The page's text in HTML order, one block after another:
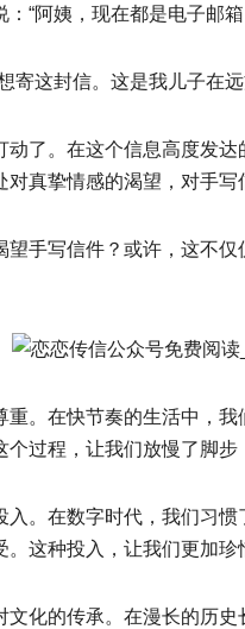
“阿姨，现在都是电子邮
寄这封信。这是我儿子在
了。在这个信息高度发
真挚情感的渴望，对手写
手写信件？或许，这不
。在快节奏的生活中，
过程，让我们放慢了脚步
。在数字时代，我们习
这种投入，让我们更加珍
文化的传承。在漫长的历